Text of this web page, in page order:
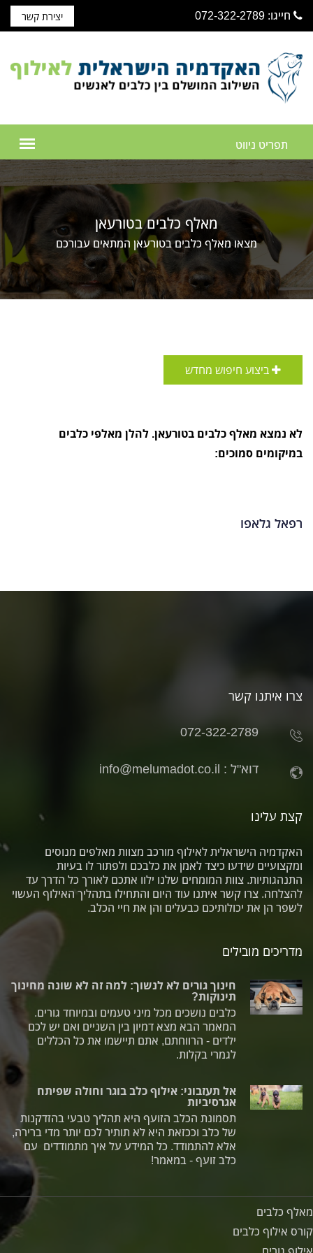
חייגו: 072-322-2789 יצירת קשר
מאלף כלבים בטורעאן
מצאו מאלף כלבים בטורעאן המתאים עבורכם
ביצוע חיפוש מחדש
לא נמצא מאלף כלבים בטורעאן. להלן מאלפי כלבים
במיקומים סמוכים:
רפאל גלאפו
צרו איתנו קשר
072-322-2789
דוא"ל : info@melumadot.co.il
מדריכים מובילים
חינוך גורים לא לנשוך: למה זה לא שונה מחינוך
תינוקות?
כלבים נושכים מכל מיני טעמים ובמיוחד גורים.
המאמר הבא מצא דמיון בין השניים ואם יש לכם
ילדים - הרווחתם, אתם תיישמו את כל הכללים
לגמרי בקלות.
אל תעזבוני: אילוף כלב בוגר וחולה שפיתח
אגרסיביות
תסמונת הכלב הזועף היא תהליך טבעי בהזדקנות
של כלב וככזאת היא לא תותיר לכם יותר מדי ברירה,
אלא להתמודד. כל המידע על איך מתמודדים עם
כלב זועף - במאמר!
קצת עלינו
האקדמיה הישראלית לאילוף מורכב מצוות מאלפים מנוסים
ומקצועיים שידעו כיצד לאמן את כלבכם ולפתור לו בעיות
התנהגותיות. צוות המומחים שלנו ילוו אתכם לאורך כל הדרך עד
להצלחה. צרו קשר איתנו עוד היום והתחילו בתהליך האילוף העשוי
לשפר הן את יכולותיכם כבעלים והן את חיי הכלב.
מאלף כלבים
קורס אילוף כלבים